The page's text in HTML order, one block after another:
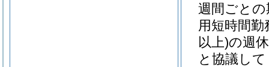
週間ごと
用短時間
以上)の週
と協議し